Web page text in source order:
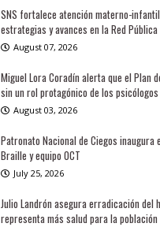
SNS fortalece atención materno-
estrategias y avances en la Red Pública
August 07, 2026
Miguel Lora Coradín alerta que el Plan
sin un rol protagónico de los psicólogos
August 03, 2026
Patronato Nacional de Ciegos inaugura
Braille y equipo OCT
July 25, 2026
Julio Landrón asegura erradicación del
representa más salud para la población